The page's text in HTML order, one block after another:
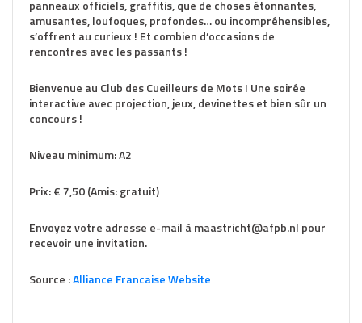
panneaux officiels, graffitis, que de choses étonnantes,
amusantes, loufoques, profondes… ou incompréhensibles,
s’offrent au curieux ! Et combien d’occasions de
rencontres avec les passants !
Bienvenue au Club des Cueilleurs de Mots ! Une soirée
interactive avec projection, jeux, devinettes et bien sûr un
concours !
Niveau minimum: A2
Prix: € 7,50 (Amis: gratuit)
Envoyez votre adresse e-mail à maastricht@afpb.nl pour
recevoir une invitation.
Source :Alliance Francaise Website